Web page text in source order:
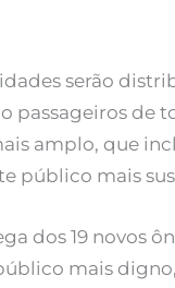
serão
passageiros de
amplo, que
público mais
dos 19 novos
mais